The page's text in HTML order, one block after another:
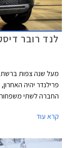
לנד רובר
מעל שנה צפות ברשת
פרילנדר יהיה
החברה לשתי
של לנד רובר דיסקברי
קרא עוד